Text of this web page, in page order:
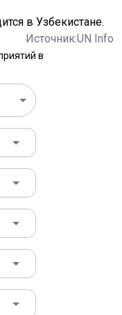
в Узбекистане.
Источник:UN Info
в